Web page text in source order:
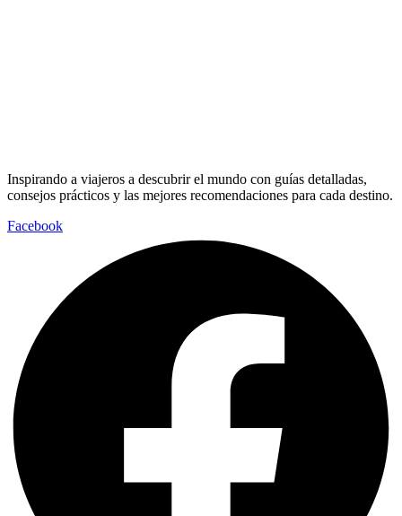
Inspirando a viajeros a descubrir el mundo con guías detalladas,
consejos prácticos y las mejores recomendaciones para cada destino.
Facebook